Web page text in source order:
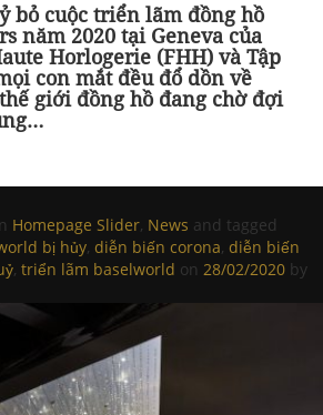
bỏ cuộc triển lãm đồng hồ
năm 2020 tại Geneva của
Horlogerie (FHH) và Tập
con mắt đều đổ dồn về
giới đồng hồ đang chờ đợi
Homepage Slider, News and tagged
bị hủy, diễn biến corona, diễn biến
, triển lãm baselworld on 28/02/2020 by